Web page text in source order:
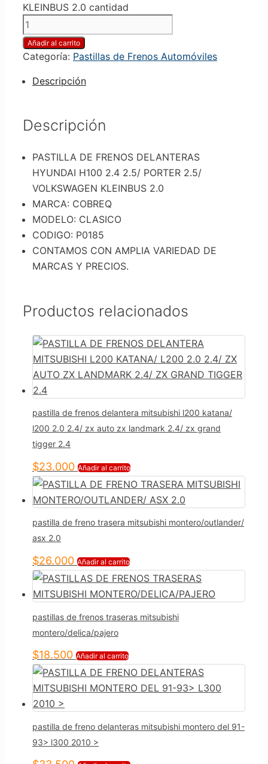
KLEINBUS 2.0 cantidad
Añadir al carrito
Categoría: Pastillas de Frenos Automóviles
Descripción
Descripción
PASTILLA DE FRENOS DELANTERAS
HYUNDAI H100 2.4 2.5/ PORTER 2.5/
VOLKSWAGEN KLEINBUS 2.0
MARCA: COBREQ
MODELO: CLASICO
CODIGO: P0185
CONTAMOS CON AMPLIA VARIEDAD DE
MARCAS Y PRECIOS.
Productos relacionados
pastilla de frenos delantera mitsubishi l200 katana/
l200 2.0 2.4/ zx auto zx landmark 2.4/ zx grand
tigger 2.4
$23.000 Añadir al carrito
pastilla de freno trasera mitsubishi montero/outlander/
asx 2.0
$26.000 Añadir al carrito
pastillas de frenos traseras mitsubishi
montero/delica/pajero
$18.500 Añadir al carrito
pastilla de freno delanteras mitsubishi montero del 91-
93> l300 2010 >